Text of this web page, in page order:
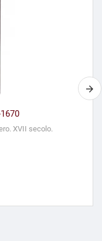
XVII secolo.